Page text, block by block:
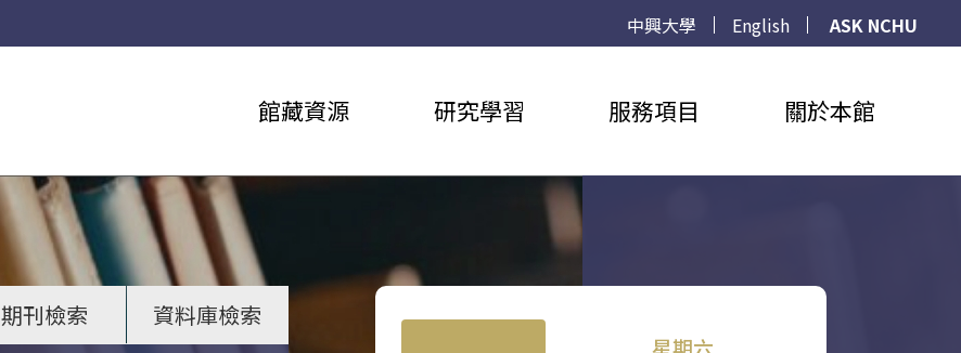
中興大學 English
ASK NCHU
館藏資源 研究學習 服務項目 關於本館
期刊檢索 資料庫檢索
星期六